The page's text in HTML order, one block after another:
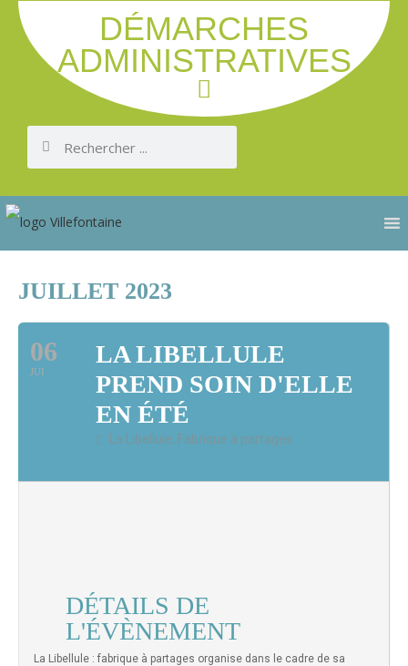
DÉMARCHES
ADMINISTRATIVES
JUILLET 2023
06
JUI
LA LIBELLULE
PREND SOIN D'ELLE
EN ÉTÉ
La Libellule, Fabrique à partages
DÉTAILS DE
L'ÉVÈNEMENT
La Libellule : fabrique à partages organise dans le cadre de sa